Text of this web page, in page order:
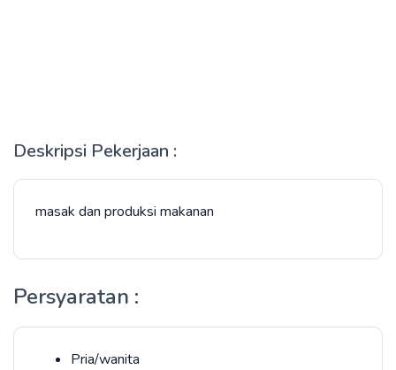
Deskripsi Pekerjaan :
masak dan produksi makanan
Persyaratan :
Pria/wanita